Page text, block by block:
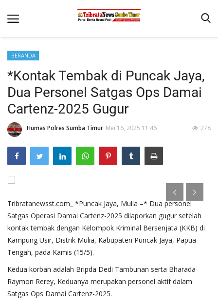
Beranda
Terms & Conditions
Reskrim
Binkam
Giat Ops
Polisi Kita
Mitra Polisi
Jurnal Kamtibmas
BERANDA
*Kontak Tembak di Puncak Jaya,
Dua Personel Satgas Ops Damai
Cartenz-2025 Gugur
Humas Polres Sumba Timur Mei 16, 2025 11:46 278
Tribratanewsst.com_ *Puncak Jaya, Mulia –* Dua personel
Satgas Operasi Damai Cartenz-2025 dilaporkan gugur setelah
kontak tembak dengan Kelompok Kriminal Bersenjata (KKB) di
Kampung Usir, Distrik Mulia, Kabupaten Puncak Jaya, Papua
Tengah, pada Kamis (15/5).
Kedua korban adalah Bripda Dedi Tambunan serta Bharada
Raymon Rerey, Keduanya merupakan personel aktif dalam
Satgas Ops Damai Cartenz-2025.